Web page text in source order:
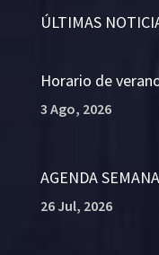
ÚLTIMAS
Horario de
3 Ago, 2026
AGENDA
26 Jul, 2026